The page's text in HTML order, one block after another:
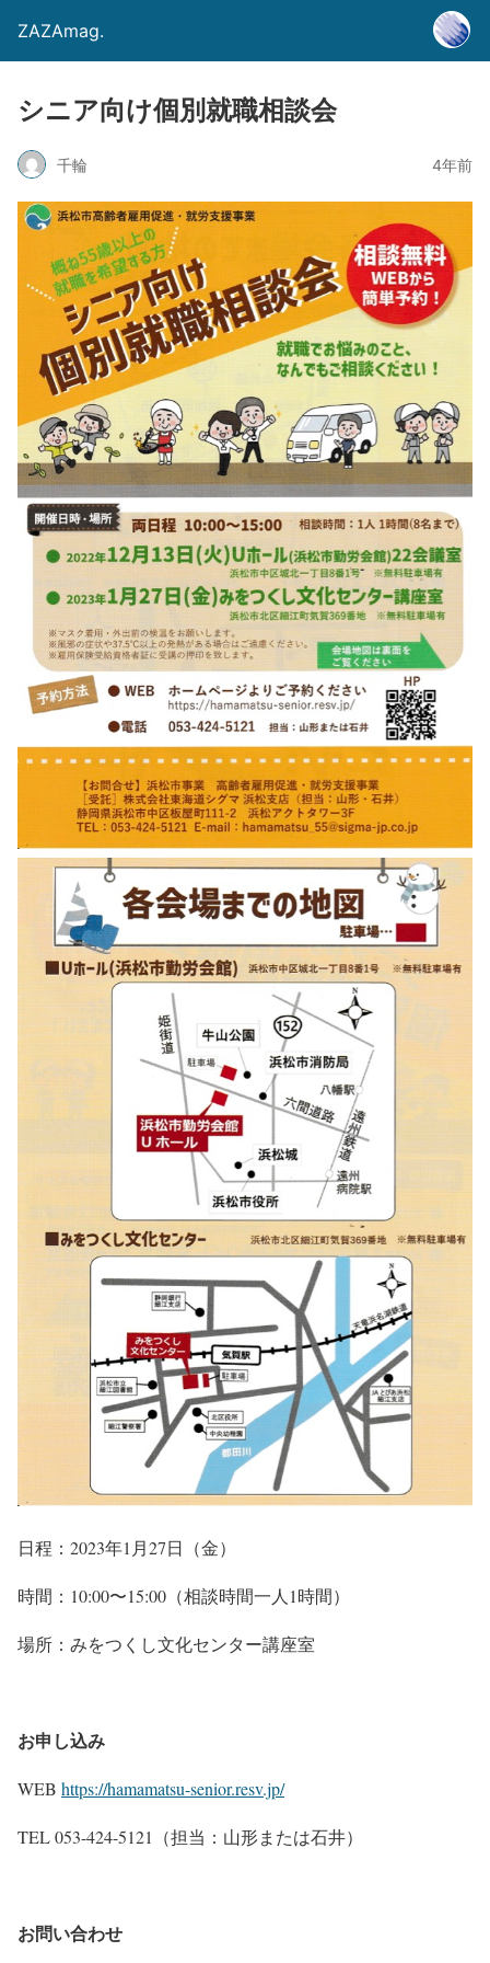
ZAZAmag.
シニア向け個別就職相談会
千輪 4年前
日程：2023年1月27日（金）
時間：10:00〜15:00（相談時間一人1時間）
場所：みをつくし文化センター講座室
お申し込み
WEB https://hamamatsu-senior.resv.jp/
TEL 053-424-5121（担当：山形または石井）
お問い合わせ